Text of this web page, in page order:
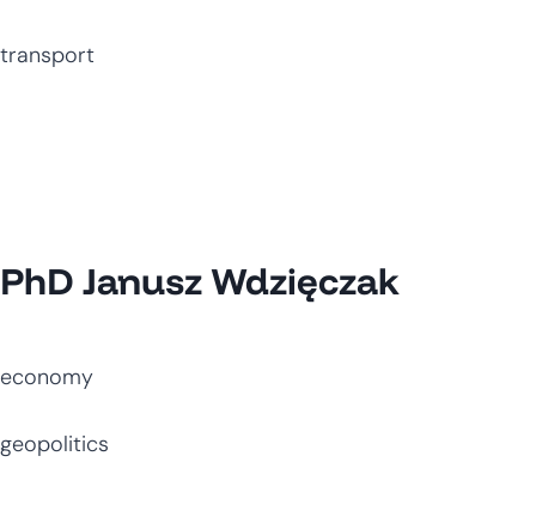
transport
PhD Janusz Wdzięczak
economy
geopolitics